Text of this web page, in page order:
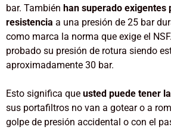
bar. También han superado exigentes
resistencia a una presión de 25 bar
como marca la norma que exige el NSF.
probado su presión de rotura siendo
aproximadamente 30 bar.
Esto significa que usted puede tener
sus portafiltros no van a gotear o a
golpe de presión accidental o con el